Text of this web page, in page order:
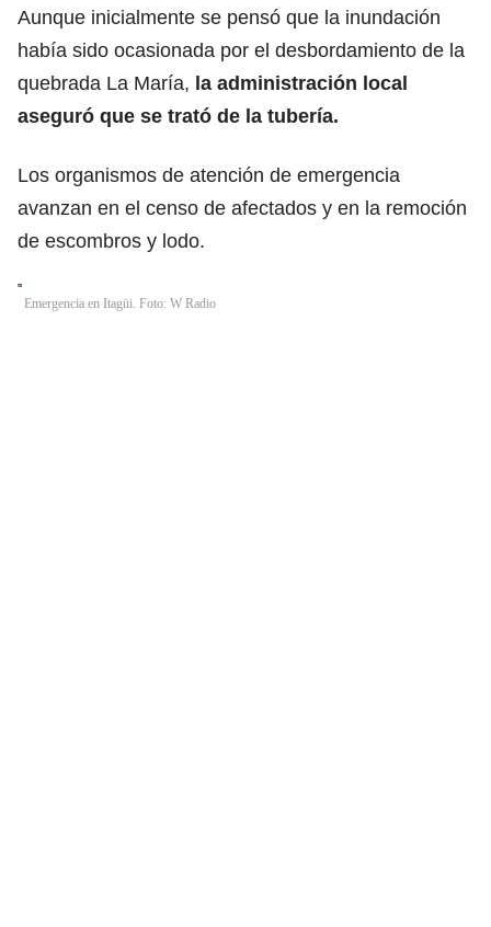
Aunque inicialmente se pensó que la inundación
había sido ocasionada por el desbordamiento de la
quebrada La María, la administración local
aseguró que se trató de la tubería.
Los organismos de atención de emergencia
avanzan en el censo de afectados y en la remoción
de escombros y lodo.
Emergencia en Itagüi. Foto: W Radio